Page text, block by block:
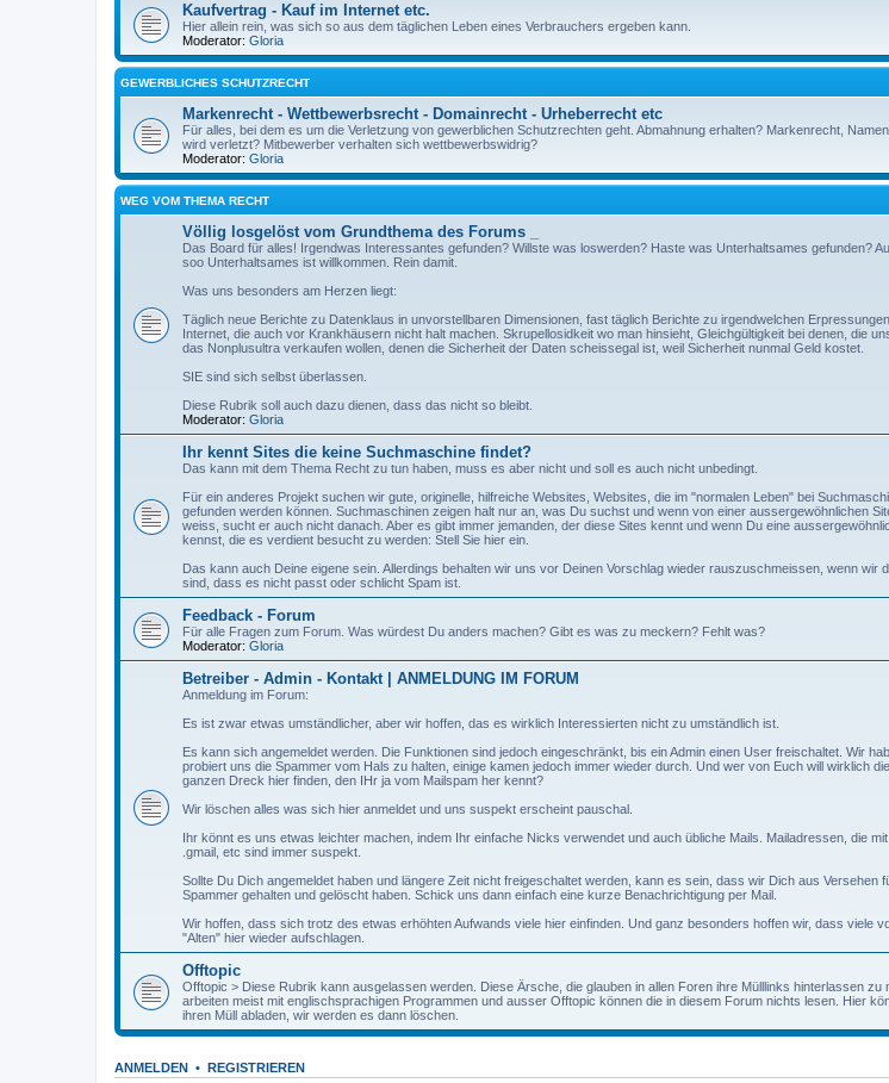
Kaufvertrag - Kauf im Internet etc.
Hier allein rein, was sich so aus dem täglichen Leben eines Verbrauchers ergeben kann.
Moderator: Gloria
GEWERBLICHES SCHUTZRECHT
Markenrecht - Wettbewerbsrecht - Domainrecht - Urheberrecht etc
Für alles, bei dem es um die Verletzung von gewerblichen Schutzrechten geht. Abmahnung erhalten? Markenrecht,
wird verletzt? Mitbewerber verhalten sich wettbewerbswidrig?
Moderator: Gloria
WEG VOM THEMA RECHT
Völlig losgelöst vom Grundthema des Forums _
Das Board für alles! Irgendwas Interessantes gefunden? Willste was loswerden? Haste was Unterhaltsames gefunden?
soo Unterhaltsames ist willkommen. Rein damit.
Was uns besonders am Herzen liegt:
Täglich neue Berichte zu Datenklaus in unvorstellbaren Dimensionen, fast täglich Berichte zu irgendwelchen
Internet, die auch vor Krankhäusern nicht halt machen. Skrupellosidkeit wo man hinsieht, Gleichgültigkeit bei denen, die
das Nonplusultra verkaufen wollen, denen die Sicherheit der Daten scheissegal ist, weil Sicherheit nunmal Geld kostet.
SIE sind sich selbst überlassen.
Diese Rubrik soll auch dazu dienen, dass das nicht so bleibt.
Moderator: Gloria
Ihr kennt Sites die keine Suchmaschine findet?
Das kann mit dem Thema Recht zu tun haben, muss es aber nicht und soll es auch nicht unbedingt.
Für ein anderes Projekt suchen wir gute, originelle, hilfreiche Websites, Websites, die im "normalen Leben" bei
gefunden werden können. Suchmaschinen zeigen halt nur an, was Du suchst und wenn von einer aussergewöhnlichen
weiss, sucht er auch nicht danach. Aber es gibt immer jemanden, der diese Sites kennt und wenn Du eine
kennst, die es verdient besucht zu werden: Stell Sie hier ein.
Das kann auch Deine eigene sein. Allerdings behalten wir uns vor Deinen Vorschlag wieder rauszuschmeissen, wenn wir
sind, dass es nicht passt oder schlicht Spam ist.
Feedback - Forum
Für alle Fragen zum Forum. Was würdest Du anders machen? Gibt es was zu meckern? Fehlt was?
Moderator: Gloria
Betreiber - Admin - Kontakt | ANMELDUNG IM FORUM
Anmeldung im Forum:
Es ist zwar etwas umständlicher, aber wir hoffen, das es wirklich Interessierten nicht zu umständlich ist.
Es kann sich angemeldet werden. Die Funktionen sind jedoch eingeschränkt, bis ein Admin einen User freischaltet. Wir
probiert uns die Spammer vom Hals zu halten, einige kamen jedoch immer wieder durch. Und wer von Euch will wirklich
ganzen Dreck hier finden, den IHr ja vom Mailspam her kennt?
Wir löschen alles was sich hier anmeldet und uns suspekt erscheint pauschal.
Ihr könnt es uns etwas leichter machen, indem Ihr einfache Nicks verwendet und auch übliche Mails. Mailadressen, die mit
.gmail, etc sind immer suspekt.
Sollte Du Dich angemeldet haben und längere Zeit nicht freigeschaltet werden, kann es sein, dass wir Dich aus Versehen
Spammer gehalten und gelöscht haben. Schick uns dann einfach eine kurze Benachrichtigung per Mail.
Wir hoffen, dass sich trotz des etwas erhöhten Aufwands viele hier einfinden. Und ganz besonders hoffen wir, dass viele
"Alten" hier wieder aufschlagen.
Offtopic
Offtopic > Diese Rubrik kann ausgelassen werden. Diese Ärsche, die glauben in allen Foren ihre Mülllinks hinterlassen zu
arbeiten meist mit englischsprachigen Programmen und ausser Offtopic können die in diesem Forum nichts lesen. Hier
ihren Müll abladen, wir werden es dann löschen.
ANMELDEN • REGISTRIEREN